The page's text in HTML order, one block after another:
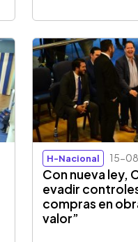
H-Nacional 15-
Con nueva ley,
evadir
compras en
valor”